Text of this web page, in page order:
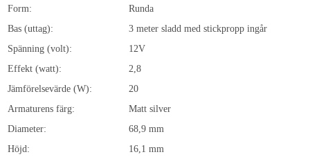
Form:
Runda
Bas (uttag):
3 meter sladd med stickpropp ingår
Spänning (volt):
12V
Effekt (watt):
2,8
Jämförelsevärde (W):
20
Armaturens färg:
Matt silver
Diameter:
68,9 mm
Höjd:
16,1 mm